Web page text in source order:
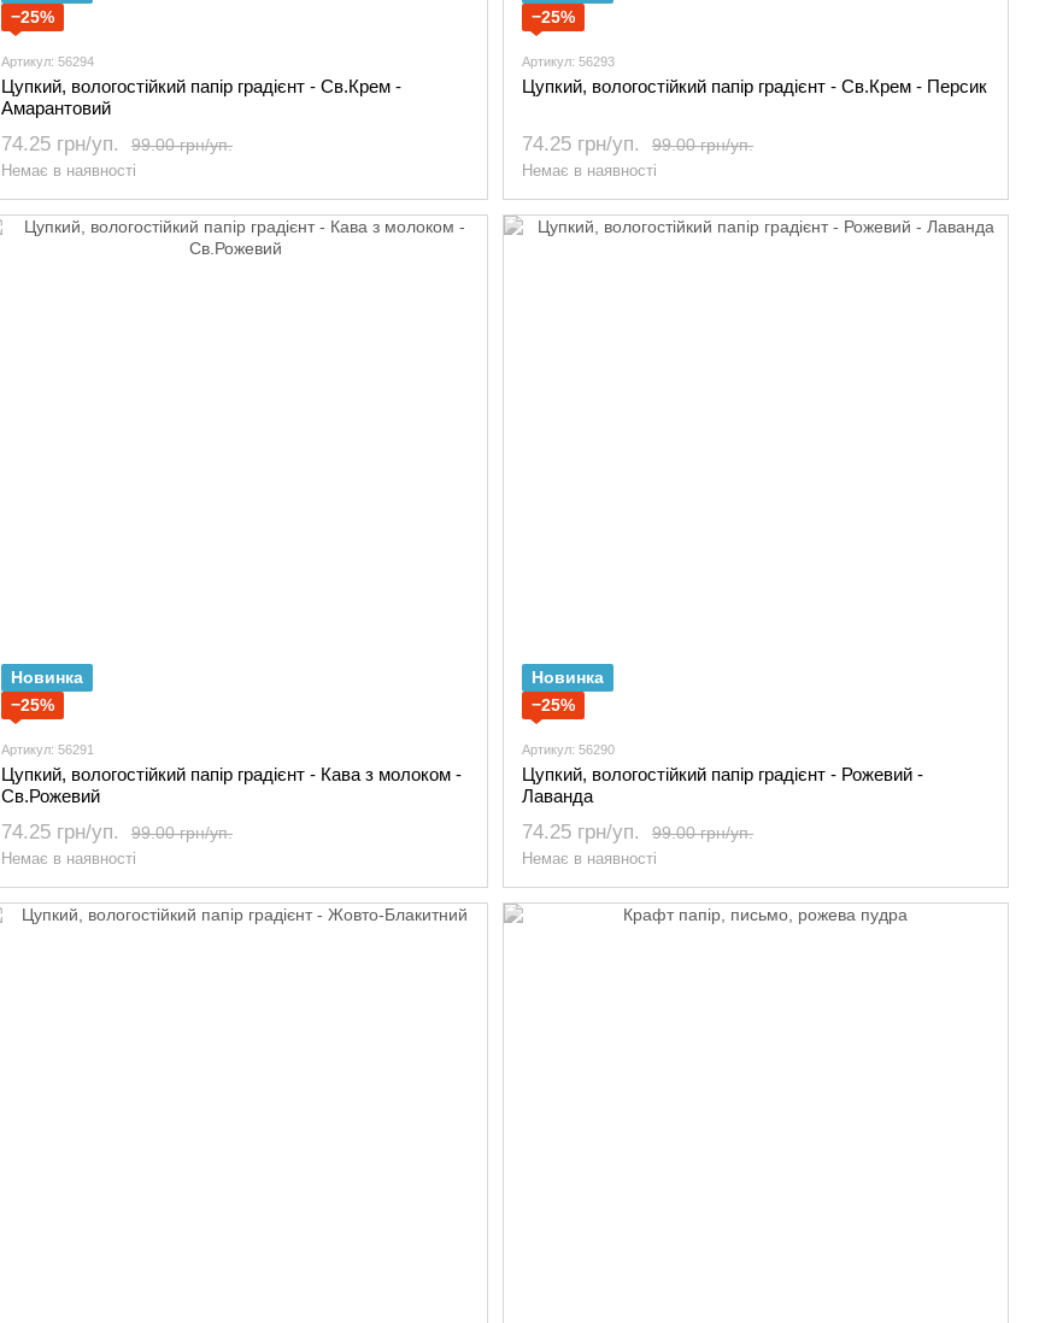
−25%
Артикул: 56294
Цупкий, вологостійкий папір градієнт - Св.Крем -
Амарантовий
99.00 грн/уп.
74.25 грн/уп.
Немає в наявності
−25%
Артикул: 56293
Цупкий, вологостійкий папір градієнт - Св.Крем - Персик
99.00 грн/уп.
74.25 грн/уп.
Немає в наявності
Новинка
−25%
Артикул: 56291
Цупкий, вологостійкий папір градієнт - Кава з молоком -
Св.Рожевий
99.00 грн/уп.
74.25 грн/уп.
Немає в наявності
Новинка
−25%
Артикул: 56290
Цупкий, вологостійкий папір градієнт - Рожевий -
Лаванда
99.00 грн/уп.
74.25 грн/уп.
Немає в наявності